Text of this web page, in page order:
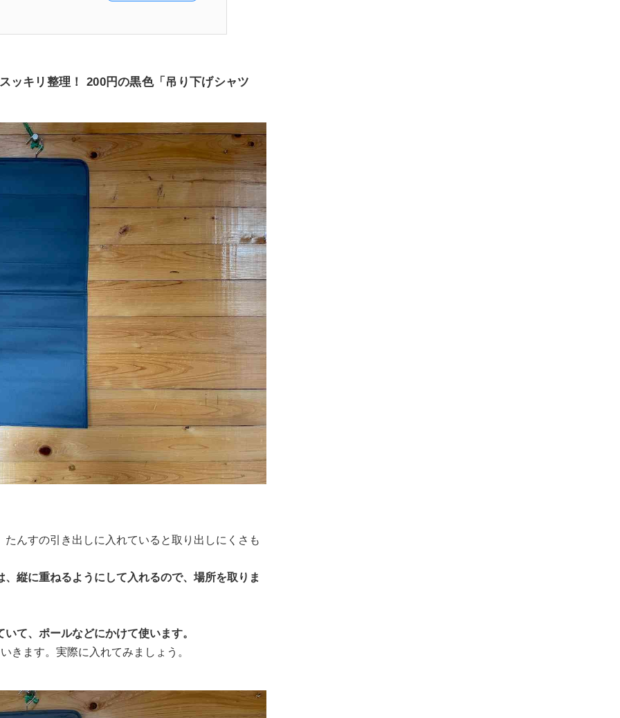
ッキリ整理！ 200円の黒色「吊り下げシャツ
んすの引き出しに入れていると取り出しにくさも
縦に重ねるようにして入れるので、場所を取りま
て、ポールなどにかけて使います。
きます。実際に入れてみましょう。